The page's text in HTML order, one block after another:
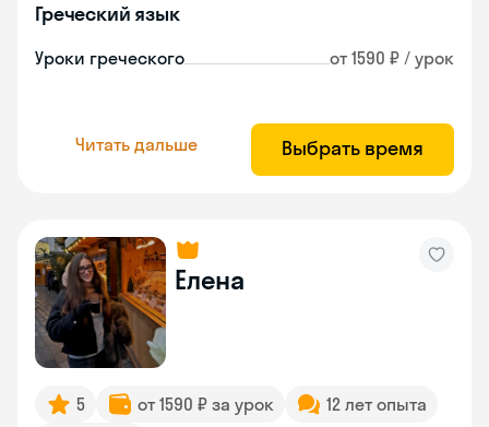
Греческий язык
Уроки греческого от 1590 ₽ / урок
Читать дальше Выбрать время
Елена
5 от 1590 ₽ за урок
12 лет опыта